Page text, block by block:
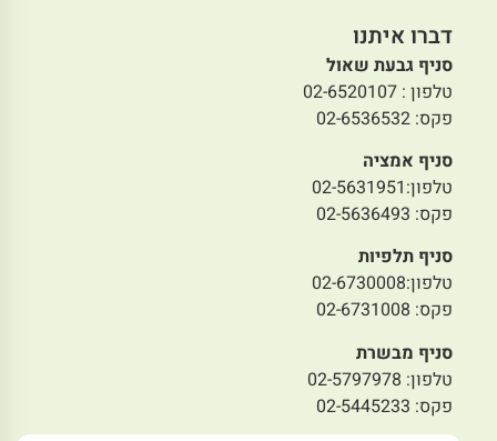
דברו איתנו
סניף גבעת שאול
טלפון : 02-6520107
פקס: 02-6536532
סניף אמציה
טלפון:02-5631951
פקס: 02-5636493
סניף תלפיות
טלפון:02-6730008
פקס: 02-6731008
סניף מבשרת
טלפון: 02-5797978
פקס: 02-5445233